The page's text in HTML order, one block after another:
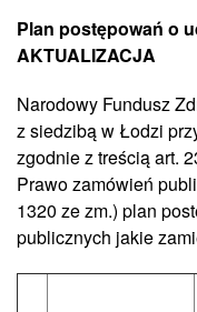
Plan postępowań o
AKTUALIZACJA
Narodowy Fundusz
z siedzibą w Łodzi
zgodnie z treścią art.
Prawo zamówień
1320 ze zm.) plan
publicznych jakie